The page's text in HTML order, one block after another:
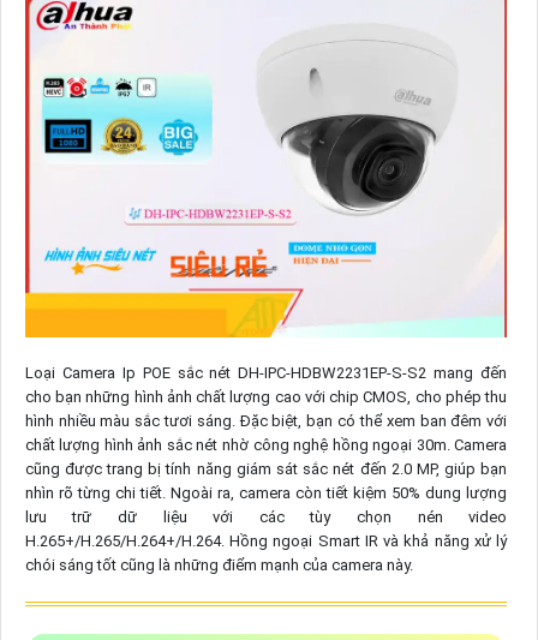
Loại Camera Ip POE sắc nét DH-IPC-HDBW2231EP-S-S2 mang đến
cho bạn những hình ảnh chất lượng cao với chip CMOS, cho phép thu
hình nhiều màu sắc tươi sáng. Đặc biệt, bạn có thể xem ban đêm với
chất lượng hình ảnh sắc nét nhờ công nghệ hồng ngoại 30m. Camera
cũng được trang bị tính năng giám sát sắc nét đến 2.0 MP, giúp bạn
nhìn rõ từng chi tiết. Ngoài ra, camera còn tiết kiệm 50% dung lượng
lưu trữ dữ liệu với các tùy chọn nén video
H.265+/H.265/H.264+/H.264. Hồng ngoại Smart IR và khả năng xử lý
chói sáng tốt cũng là những điểm mạnh của camera này.